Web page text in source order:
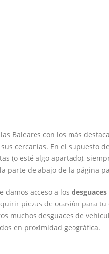
Baleares con los más
cercanías. En el supuesto
(o esté algo apartado),
parte de abajo de la página
damos acceso a los
piezas de ocasión para
muchos desguaces de
en proximidad geográfica.